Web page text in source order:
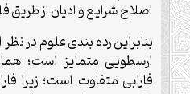
اصلاح شرايع و اديان از
بنابراين رده بندى علوم در
ارسطويى متمايز است؛
فارابى متفاوت است؛ زيرا